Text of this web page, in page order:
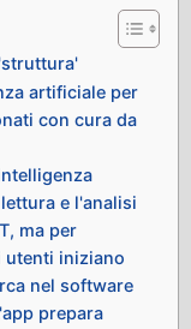
artificiale per
con cura da
e l'analisi
ma per
utenti iniziano
nel software
prepara